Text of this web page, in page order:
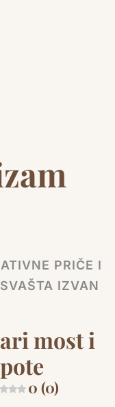
PRIČE I
IZVAN
most i
0 (0)